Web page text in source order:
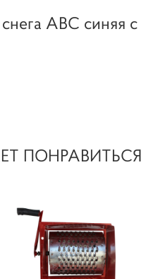
АВС синяя с
ПОНРАВИТЬСЯ